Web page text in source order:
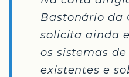
Bastonário da
solicita ainda
os sistemas
existentes e